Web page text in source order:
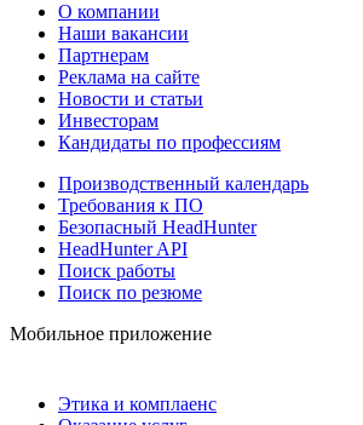
О компании
Наши вакансии
Партнерам
Реклама на сайте
Новости и статьи
Инвесторам
Кандидаты по профессиям
Производственный календарь
Требования к ПО
Безопасный HeadHunter
HeadHunter API
Поиск работы
Поиск по резюме
Мобильное приложение
Этика и комплаенс